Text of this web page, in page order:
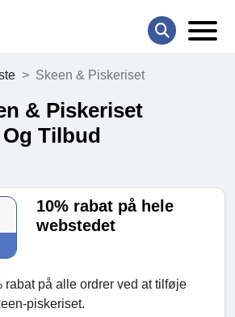
Skeen & Piskeriset
& Piskeriset
Tilbud
10% rabat på hele
webstedet
rabat på alle ordrer ved at tilføje
piskeriset.